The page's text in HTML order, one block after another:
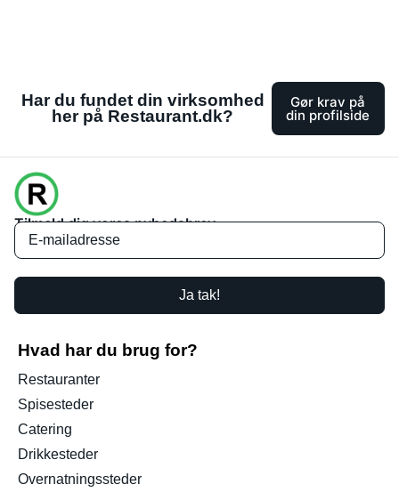
Har du fundet din virksomhed
her på Restaurant.dk?
Gør krav på
din profilside
Tilmeld dig vores nyhedsbrev
Ja tak!
Hvad har du brug for?
Restauranter
Spisesteder
Catering
Drikkesteder
Overnatningssteder